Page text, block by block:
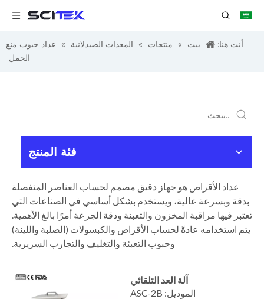
أنت هنا: بيت » منتجات » المعدات الصيدلانية »
عداد حبوب منع
الحمل
فئة المنتج
عداد الأقراص هو جهاز دقيق مصمم لحساب العناصر المنفصلة
بدقة وبسرعة عالية، ويستخدم بشكل أساسي في الصناعات التي
تعتبر فيها مراقبة المخزون والتعبئة ودقة الجرعة أمرًا بالغ الأهمية.
يتم استخدامه عادةً لحساب الأقراص والكبسولات (الصلبة واللينة)
وحبوب التعبئة والتغليف والتجارب السريرية.
آلة العد التلقائي
الموديل: ASC-2B